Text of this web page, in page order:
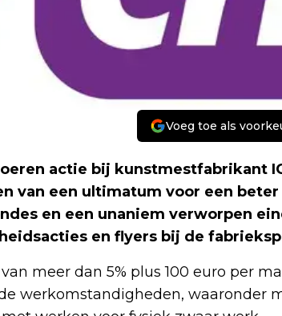
Voeg toe als
actie bij kunstmestfabrikant
van een ultimatum voor een beter
en een unaniem verworpen
en flyers bij de
meer dan 5% plus 100 euro per
werkomstandigheden, waaronder